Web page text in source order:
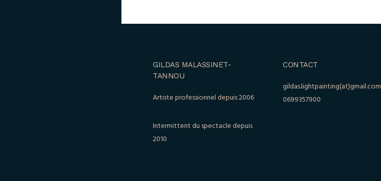
GILDAS MALASSINET-
TANNOU
Artiste professionnel depuis 2006
Intermittent du spectacle depuis
2010
CONTACT
gildas.lightpainting(at)gmail.com
0699357900